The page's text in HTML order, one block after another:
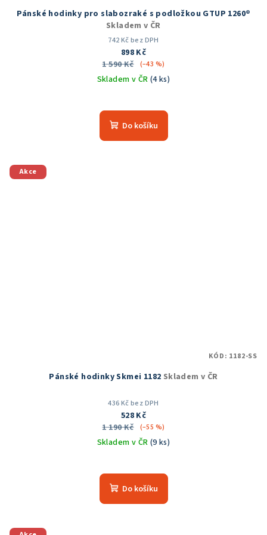
Pánské hodinky pro slabozraké s podložkou GTUP 1260®
Skladem v ČR
742 Kč bez DPH
898 Kč
1 590 Kč
(–43 %)
Skladem v ČR (4 ks)
hodnocení
produktu
Do košíku
Akce
Pánské hodinky Skmei 1182 Skladem v ČR
436 Kč bez DPH
528 Kč
1 190 Kč
(–55 %)
Skladem v ČR (9 ks)
hodnocení
produktu
Do košíku
KÓD: 1182-SS